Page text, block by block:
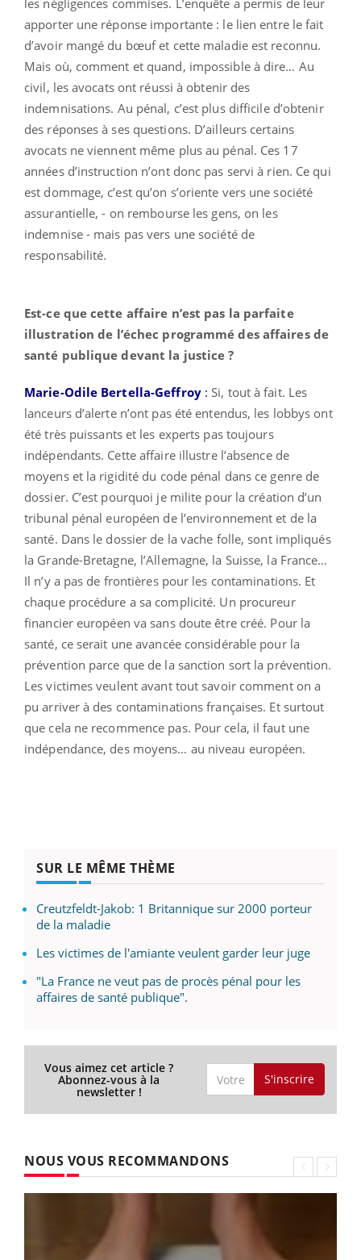
apporter une réponse importante : le lien entre le fait
d’avoir mangé du bœuf et cette maladie est reconnu.
Mais où, comment et quand, impossible à dire… Au
civil, les avocats ont réussi à obtenir des
indemnisations. Au pénal, c’est plus difficile d’obtenir
des réponses à ses questions. D’ailleurs certains
avocats ne viennent même plus au pénal. Ces 17
années d’instruction n’ont donc pas servi à rien. Ce qui
est dommage, c’est qu’on s’oriente vers une société
assurantielle, - on rembourse les gens, on les
indemnise - mais pas vers une société de
responsabilité.
Est-ce que cette affaire n’est pas la parfaite
illustration de l’échec programmé des affaires de
santé publique devant la justice ?
Marie-Odile Bertella-Geffroy:Si, tout à fait. Les
lanceurs d’alerte n’ont pas été entendus, les lobbys ont
été très puissants et les experts pas toujours
indépendants. Cette affaire illustre l’absence de
moyens et la rigidité du code pénal dans ce genre de
dossier. C’est pourquoi je milite pour la création d’un
tribunal pénal européen de l’environnement et de la
santé. Dans le dossier de la vache folle, sont impliqués
la Grande-Bretagne, l’Allemagne, la Suisse, la France…
Il n’y a pas de frontières pour les contaminations. Et
chaque procédure a sa complicité. Un procureur
financier européen va sans doute être créé. Pour la
santé, ce serait une avancée considérable pour la
prévention parce que de la sanction sort la prévention.
Les victimes veulent avant tout savoir comment on a
pu arriver à des contaminations françaises. Et surtout
que cela ne recommence pas. Pour cela, il faut une
indépendance, des moyens… au niveau européen.
SUR LE MÊME THÈME
Creutzfeldt-Jakob: 1 Britannique sur 2000 porteur
de la maladie
Les victimes de l'amiante veulent garder leur juge
"La France ne veut pas de procès pénal pour les
affaires de santé publique".
Vous aimez cet article ?
Abonnez-vous à la
newsletter !
S'inscrire
NOUS VOUS RECOMMANDONS